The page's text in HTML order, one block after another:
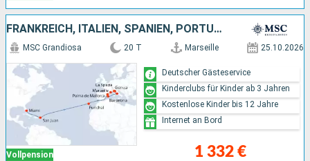
FRANKREICH, ITALIEN, SPANIEN, PORTUGAL, PUERTO RICO, VEREINIGTE STAATEN VON AMERIKA
Vollpension
MSC Grandiosa 20 T Marseille 25.10.2026
1 332 €
Deutscher Gästeservice
Kinderclubs für Kinder ab 3 Jahren
Kostenlose Kinder bis 12 Jahre
Internet an Bord